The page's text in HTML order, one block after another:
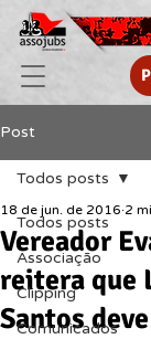
Post
Todos posts
Associação
Clipping
Comunicados
Todos posts
Vereador
reitera que
Santos
18 de jun. de 2016 2